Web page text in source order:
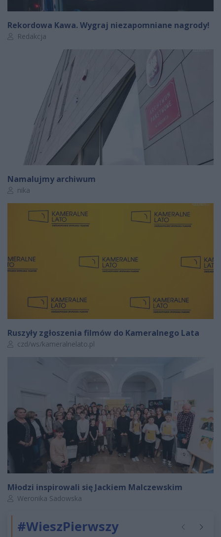
Rekordowa Kawa. Wygraj niezapomniane nagrody!
Autor artykułu:
Redakcja
Namalujmy archiwum
Autor artykułu:
nika
Ruszyły zgłoszenia filmów do Kameralnego Lata
Autor artykułu:
czd/ws/kameralnelato.pl
Młodzi inspirowali się Jackiem Malczewskim
Autor artykułu:
Weronika Sadowska
#WieszPierwszy Poprzednie